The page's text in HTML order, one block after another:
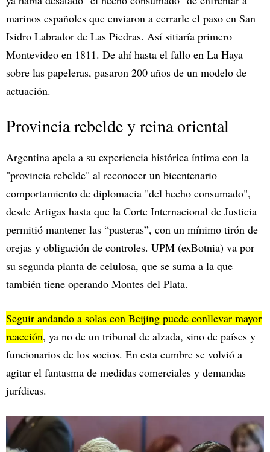
marinos españoles que enviaron a cerrarle el paso en San
Isidro Labrador de Las Piedras. Así sitiaría primero
Montevideo en 1811. De ahí hasta el fallo en La Haya
sobre las papeleras, pasaron 200 años de un modelo de
actuación.
Provincia rebelde y reina oriental
Argentina apela a su experiencia histórica íntima con la
"provincia rebelde" al reconocer un bicentenario
comportamiento de diplomacia "del hecho consumado",
desde Artigas hasta que la Corte Internacional de Justicia
permitió mantener las “pasteras”, con un mínimo tirón de
orejas y obligación de controles. UPM (exBotnia) va por
su segunda planta de celulosa, que se suma a la que
también tiene operando Montes del Plata.
Seguir andando a solas con Beijing puede conllevar mayor
reacción, ya no de un tribunal de alzada, sino de países y
funcionarios de los socios. En esta cumbre se volvió a
agitar el fantasma de medidas comerciales y demandas
jurídicas.